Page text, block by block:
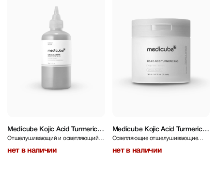
Medicube Kojic Acid Turmeric
Resurfacing Toner 250 ml
Отшелушивающий и осветляющий
ниацинамидом
нет в наличии
Medicube Kojic Acid Turmeric
Pad 70 pcs
Осветляющие отшелушивающие
нет в наличии